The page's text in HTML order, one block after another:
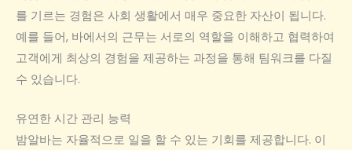
를 기르는 경험은 사회 생활에서 매우 중요한 자산이 됩니다.
예를 들어, 바에서의 근무는 서로의 역할을 이해하고 협력하여
고객에게 최상의 경험을 제공하는 과정을 통해 팀워크를 다질
수 있습니다.
유연한 시간 관리 능력
밤알바는 자율적으로 일을 할 수 있는 기회를 제공합니다. 이